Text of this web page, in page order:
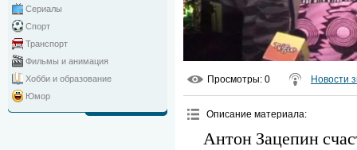
Сериалы
Спорт
Транспорт
Фильмы и анимация
Хобби и образование
Юмор
Просмотры: 0 Новости
Описание материала:
Антон Зацепин